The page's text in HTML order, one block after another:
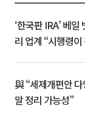
‘한국판 IRA’ 베
리 업계 “시행령이
與 “세제개편안
말 정리 가능성”